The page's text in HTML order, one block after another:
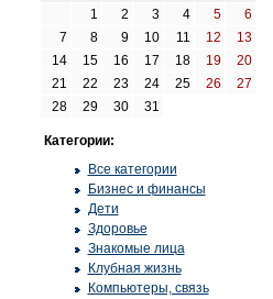
1
2 3 4 5
6
7
8 9 10 11 12
13
14
15 16 17 18 19
20
21
22 23 24 25 26
27
28
29 30 31
Категории:
Все категории
Бизнес и финансы
Дети
Здоровье
Знакомые лица
Клубная жизнь
Компьютеры, связь